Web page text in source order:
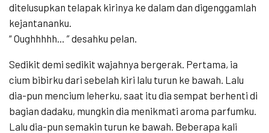
ditelusupkan telapak kirinya ke dalam dan digenggamlah
kejantananku.
“ Oughhhhh… ” desahku pelan.
Sedikit demi sedikit wajahnya bergerak. Pertama, ia
cium bibirku dari sebelah kiri lalu turun ke bawah. Lalu
dia-pun mencium leherku, saat itu dia sempat berhenti di
bagian dadaku, mungkin dia menikmati aroma parfumku.
Lalu dia-pun semakin turun ke bawah. Beberapa kali